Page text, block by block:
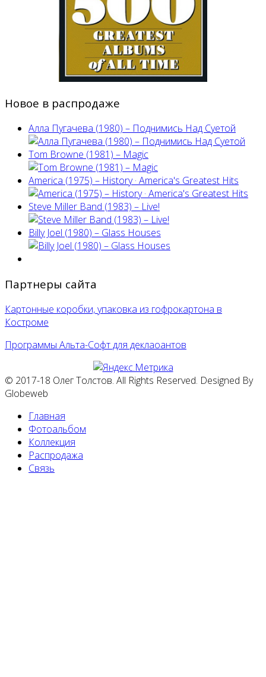
Новое в распродаже
Алла Пугачева (1980) – Поднимись Над Суетой
Tom Browne (1981) – Magic
America (1975) ‎– History · America's Greatest Hits
Steve Miller Band ‎(1983) – Live!
Billy Joel (1980) ‎– Glass Houses
Партнеры сайта
Картонные коробки, упаковка из гофрокартона в
Костроме
Программы Альта-Софт для деклаоантов
© 2017-18 Олег Толстов. All Rights Reserved. Designed By
Globeweb
Главная
Фотоальбом
Коллекция
Распродажа
Связь